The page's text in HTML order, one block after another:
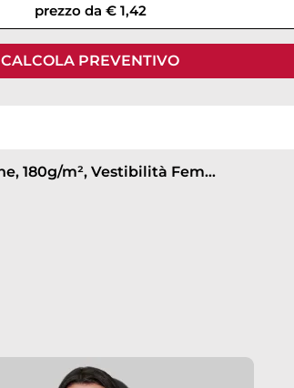
prezzo da € 1,42
CALCOLA PREVENTIVO
Polo Donna Lux 100% Cotone, 180g/m², Vestibilità Femminile